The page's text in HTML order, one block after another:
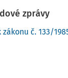
zprávy
č. 133/